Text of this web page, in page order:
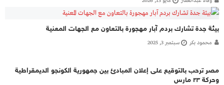
بيئة جدة تشارك بردم آبار مهجورة بالتعاون مع الجهات المعنية
محمود بكر سبتمبر 3, 2025
مصر ترحب بالتوقيع على إعلان المبادئ بين جمهورية الكونجو الديمقراطية
وحركة ٢٣ مارس